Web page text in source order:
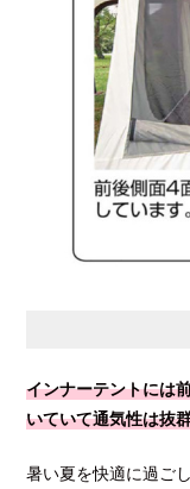
インナーテントには
いていて通気性は抜
暑い夏を快適に過ご